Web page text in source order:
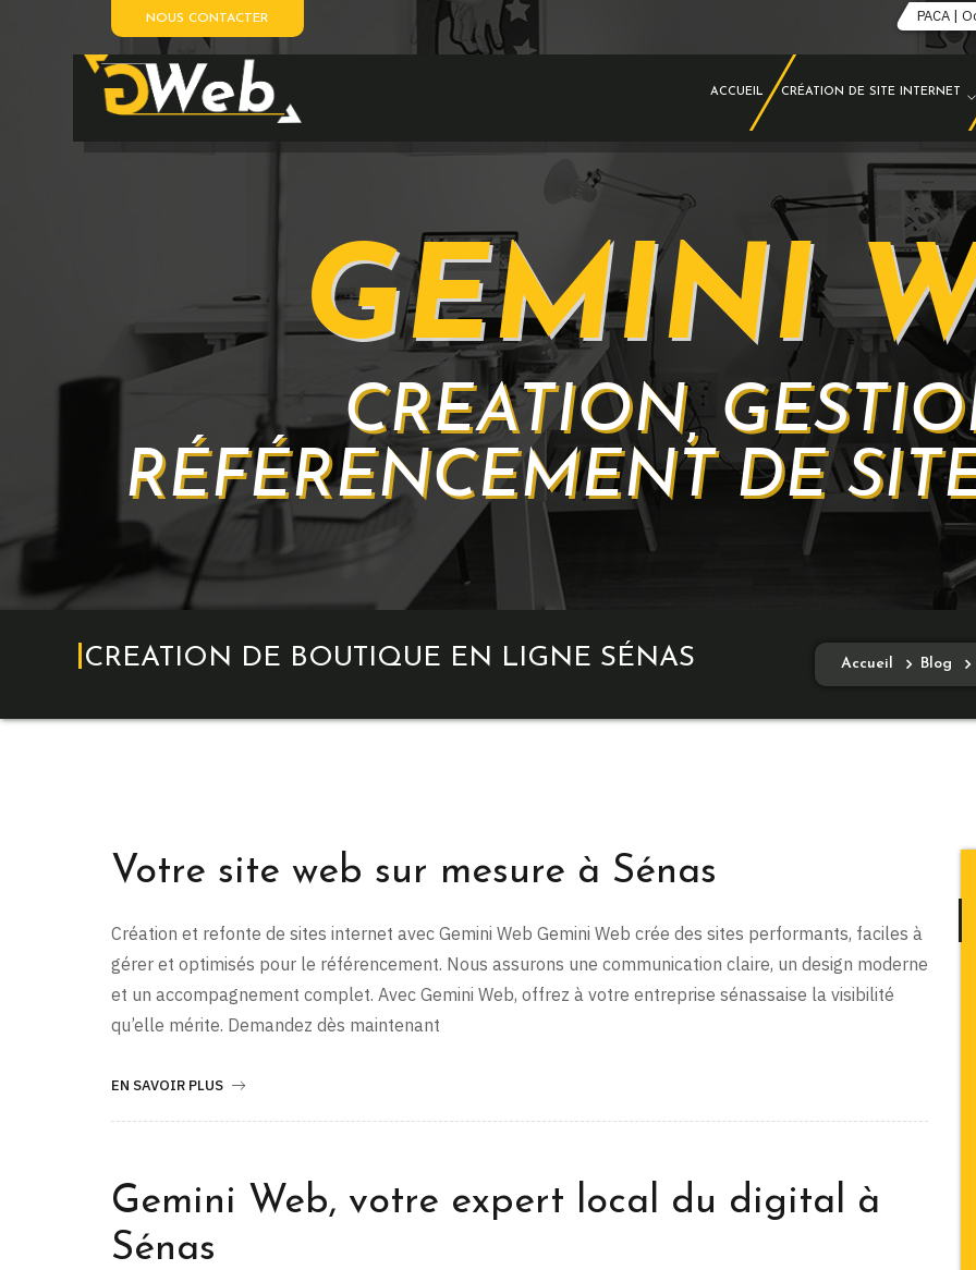
PACA |
NOUS CONTACTER
ACCUEIL CRÉATION DE SITE INTERNET
GEMINI
CRÉATION,
RÉFÉRENCEMENT DE
CREATION DE BOUTIQUE EN LIGNE SÉNAS Accueil Blog
Votre site web sur mesure à Sénas
Création et refonte de sites internet avec Gemini Web Gemini Web crée des sites performants, faciles à
gérer et optimisés pour le référencement. Nous assurons une communication claire, un design moderne
et un accompagnement complet. Avec Gemini Web, offrez à votre entreprise sénassaise la visibilité
qu’elle mérite. Demandez dès maintenant
EN SAVOIR PLUS
Gemini Web, votre expert local du digital à
Sénas